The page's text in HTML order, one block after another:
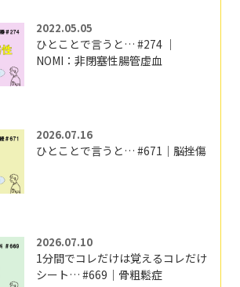
2022.05.05
ひとことで言うと… #274 ｜
NOMI：非閉塞性腸管虚血
2026.07.16
ひとことで言うと… #671｜脳挫傷
2026.07.10
1分間でコレだけは覚えるコレだけ
シート… #669｜骨粗鬆症